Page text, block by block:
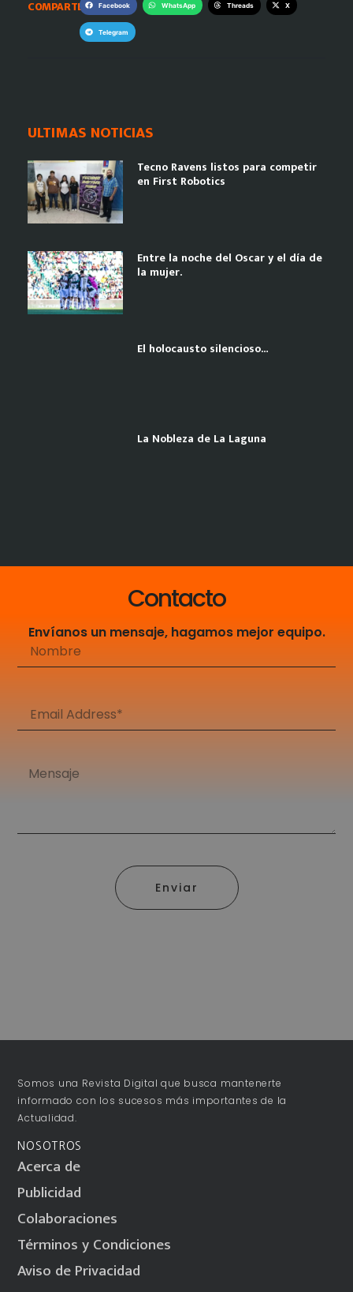
COMPARTE: Facebook WhatsApp Threads X
Telegram
ULTIMAS NOTICIAS
Tecno Ravens listos para competir
en First Robotics
Entre la noche del Oscar y el día de
la mujer.
El holocausto silencioso…
La Nobleza de La Laguna
Contacto
Envíanos un mensaje, hagamos mejor equipo.
Enviar
Somos una Revista Digital que busca mantenerte
informado con los sucesos más importantes de la
Actualidad.
NOSOTROS
Acerca de
Publicidad
Colaboraciones
Términos y Condiciones
Aviso de Privacidad